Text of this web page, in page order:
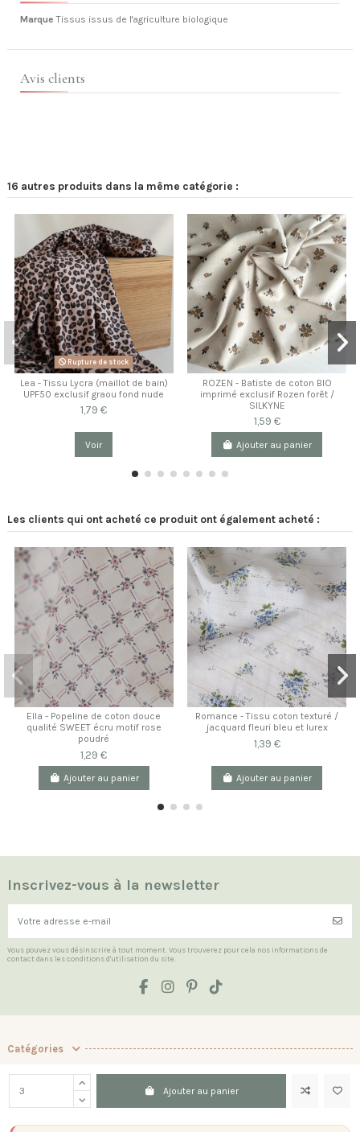
Ajouter au panier
Marque Tissus issus de l'agriculture biologique
Avis clients
16 autres produits dans la même catégorie :
Rupture de stock
Lea - Tissu Lycra (maillot de bain)
UPF50 exclusif graou fond nude
1,79 €
Voir
ROZEN - Batiste de coton BIO
imprimé exclusif Rozen forêt /
SILKYNE
1,59 €
Ajouter au panier
Les clients qui ont acheté ce produit ont également acheté :
Ella - Popeline de coton douce
qualité SWEET écru motif rose
poudré
1,29 €
Ajouter au panier
Romance - Tissu coton texturé /
jacquard fleuri bleu et lurex
1,39 €
Ajouter au panier
Inscrivez-vous à la newsletter
Vous pouvez vous désinscrire à tout moment. Vous trouverez pour cela nos informations de
contact dans les conditions d'utilisation du site.
Catégories
Les Indispensables
La boutique